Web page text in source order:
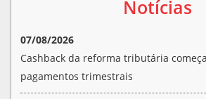
Notícias
07/08/2026
Cashback da reforma tributária
pagamentos trimestrais